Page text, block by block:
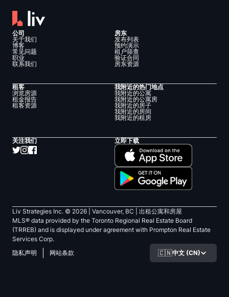
公司
关于我们
博客
常见问题
职业
联系我们
房东
发布列表
预约演示
租户筛查
验证合同
房东资源
租客
浏览房源
租金报告
租客资源
我附近的热门地点
我附近的公寓
我附近的公寓房
我附近的房子
我附近的房间
我附近的租房
关注我们 立即下载
Liv Strategies Inc. © 2026 | Vancouver, BC |
出租公寓和房屋
MLS® data provided by the Toronto Regional Real Estate Board
(TRREB) and is displayed under agreement with Prompton Real Estate
Services Corp.
隐私声明
网站条款 🇨🇳中文 (CN)